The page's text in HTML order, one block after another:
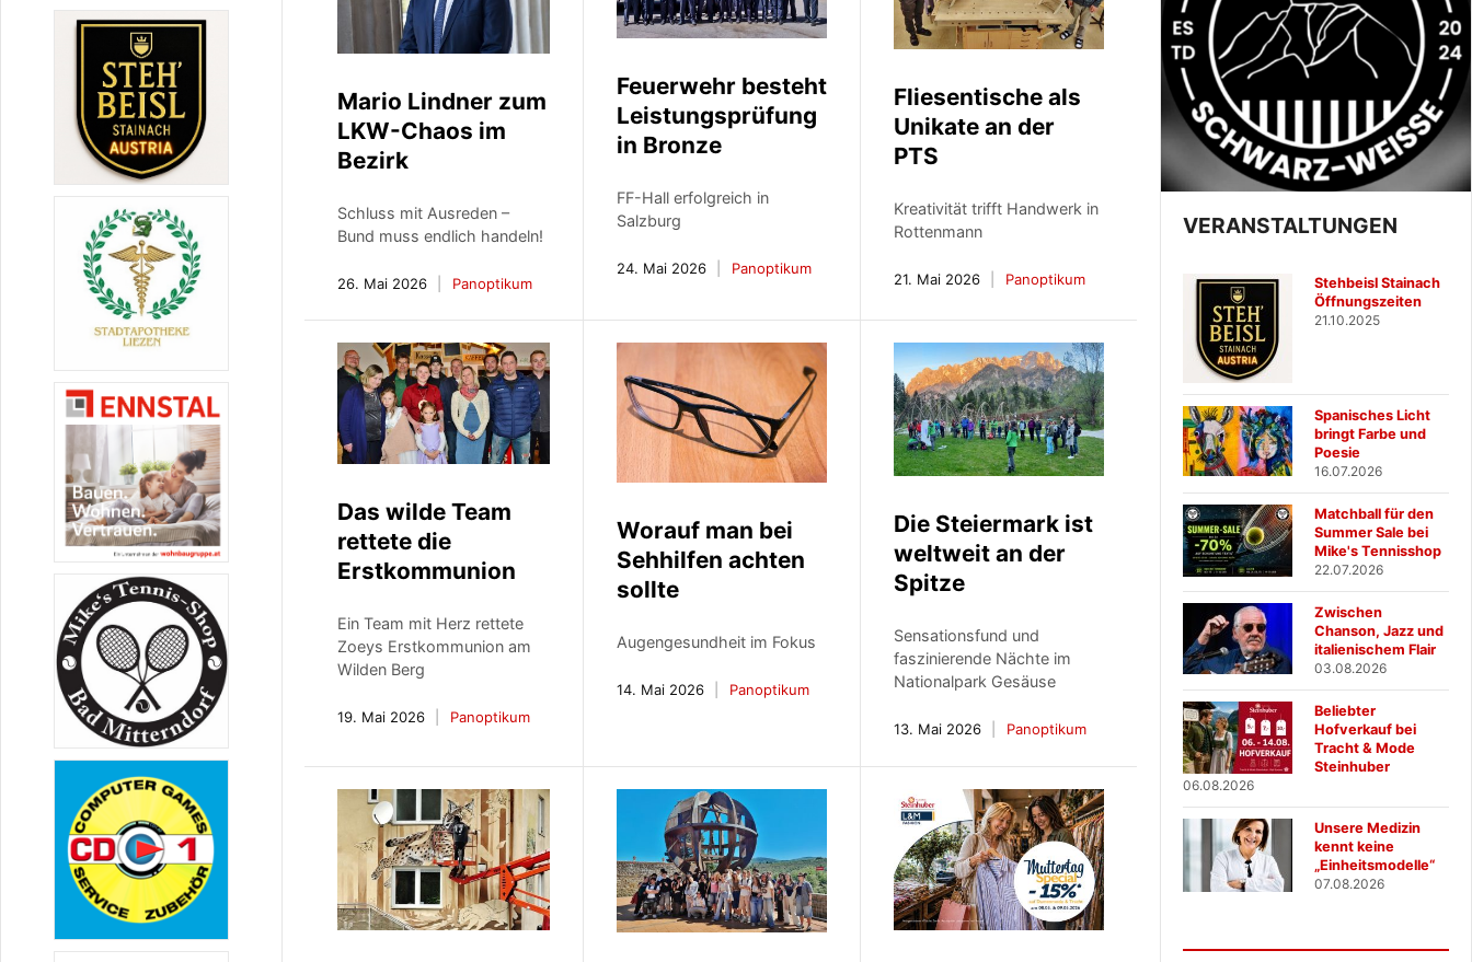
Mario Lindner zum
LKW-Chaos im
Bezirk
Schluss mit Ausreden –
Bund muss endlich handeln!
26. Mai 2026 Panoptikum
Feuerwehr besteht
Leistungsprüfung
in Bronze
FF-Hall erfolgreich in
Salzburg
24. Mai 2026 Panoptikum
Fliesentische als
Unikate an der
PTS
Kreativität trifft Handwerk in
Rottenmann
21. Mai 2026 Panoptikum
Das wilde Team
rettete die
Erstkommunion
Ein Team mit Herz rettete
Zoeys Erstkommunion am
Wilden Berg
19. Mai 2026 Panoptikum
Worauf man bei
Sehhilfen achten
sollte
Augengesundheit im Fokus
14. Mai 2026 Panoptikum
Die Steiermark ist
weltweit an der
Spitze
Sensationsfund und
faszinierende Nächte im
Nationalpark Gesäuse
13. Mai 2026 Panoptikum
VERANSTALTUNGEN
Stehbeisl Stainach
Öffnungszeiten
21.10.2025
Spanisches Licht
bringt Farbe und
Poesie
16.07.2026
Matchball für den
Summer Sale bei
Mike's Tennisshop
22.07.2026
Zwischen
Chanson, Jazz und
italienischem Flair
03.08.2026
Beliebter
Hofverkauf bei
Tracht & Mode
Steinhuber
06.08.2026
Unsere Medizin
kennt keine
„Einheitsmodelle“
07.08.2026